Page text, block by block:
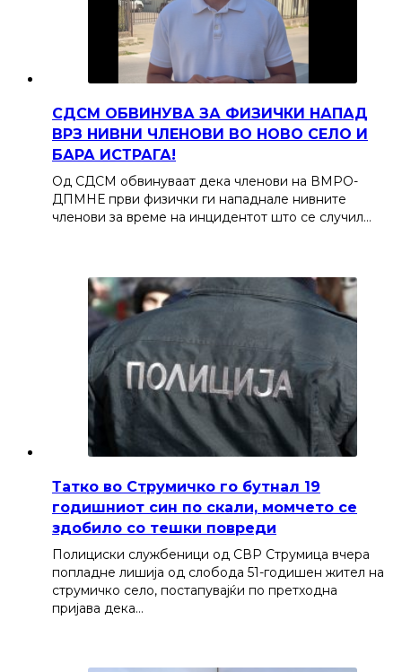
СДСМ ОБВИНУВА ЗА ФИЗИЧКИ НАПАД
ВРЗ НИВНИ ЧЛЕНОВИ ВО НОВО СЕЛО И
БАРА ИСТРАГА!
Од СДСМ обвинуваат дека членови на ВМРО-
ДПМНЕ први физички ги нападнале нивните
членови за време на инцидентот што се случил…
Татко во Струмичко го бутнал 19
годишниот син по скали, момчето се
здобило со тешки повреди
Полициски службеници од СВР Струмица вчера
попладне лишија од слобода 51-годишен жител на
струмичко село, постапувајќи по претходна
пријава дека…